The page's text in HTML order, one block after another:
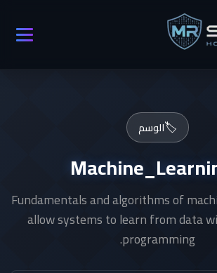
🏷️الوسم
Fundamentals and algorithms of
allow systems to learn from data
programming.